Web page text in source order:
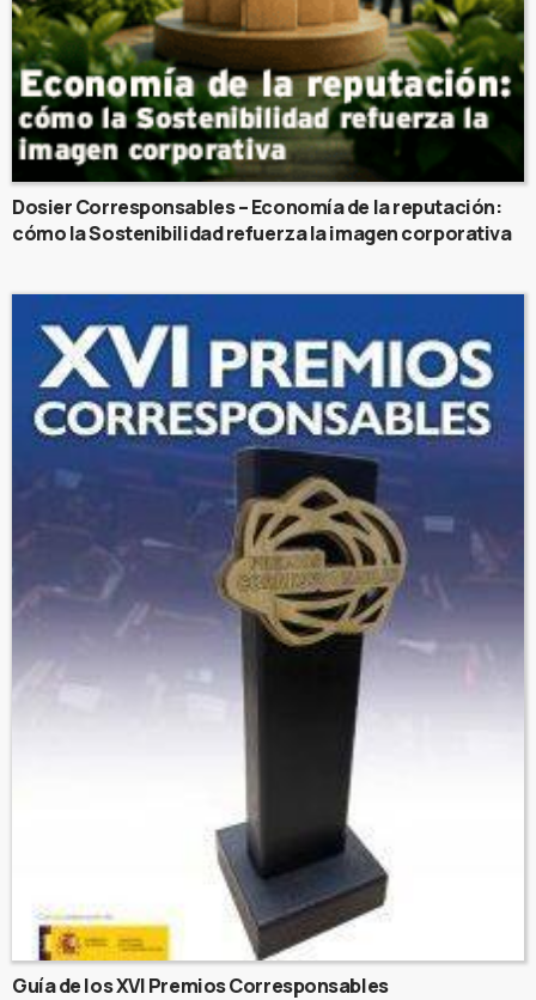
Dosier Corresponsables – Economía de la reputación:
cómo la Sostenibilidad refuerza la imagen corporativa
Guía de los XVI Premios Corresponsables